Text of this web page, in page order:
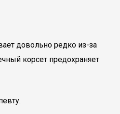
довольно редко из-за
корсет предохраняет